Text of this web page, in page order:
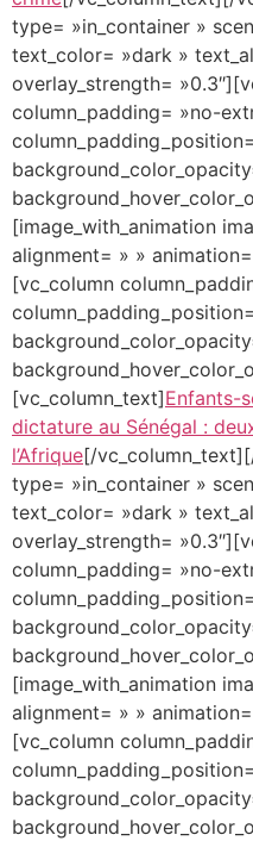
type= »in_container »
text_color= »dark »
overlay_strength=
column_padding= »no-
[image_with_animation
alignment= » »
[vc_column
[vc_column_text]Enfants-
dictature au Sénégal :
l’Afrique[/
type= »in_container »
text_color= »dark »
overlay_strength=
column_padding= »no-
[image_with_animation
alignment= » »
[vc_column